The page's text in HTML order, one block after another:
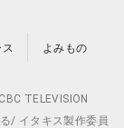
よみもの
TELEVISION
/ イタキス製作委員